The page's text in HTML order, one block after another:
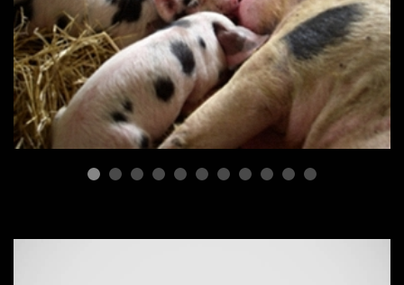
ПОРОДЫ СВИНЕЙ
Гибридизация при
скрещивании двух пород